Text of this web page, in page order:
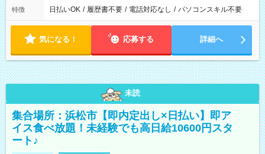
特徴 日払いOK / 履歴書不要 / 電話対応なし / パソコンスキル不要
気になる！ 応募する 詳細へ
未読
集合場所：浜松市【即内定出し×日払い】即ア
イス食べ放題！未経験でも高日給10600円スタ
ート♪